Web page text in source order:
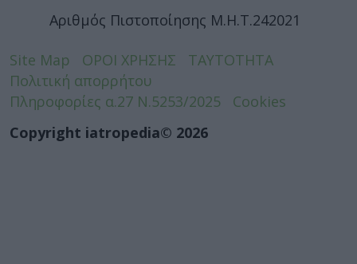
Αριθμός Πιστοποίησης Μ.Η.Τ.242021
Site Map ΟΡΟΙ ΧΡΗΣΗΣ
ΤΑΥΤΟΤΗΤΑ
Πολιτική απορρήτου
Πληροφορίες α.27 Ν.5253/2025
Cookies
Copyright iatropedia© 2026